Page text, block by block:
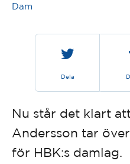
Dam
Dela
Nu står det klart
Andersson tar
för HBK:s damlag.